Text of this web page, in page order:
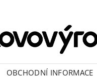
OBCHODNÍ INFORMACE